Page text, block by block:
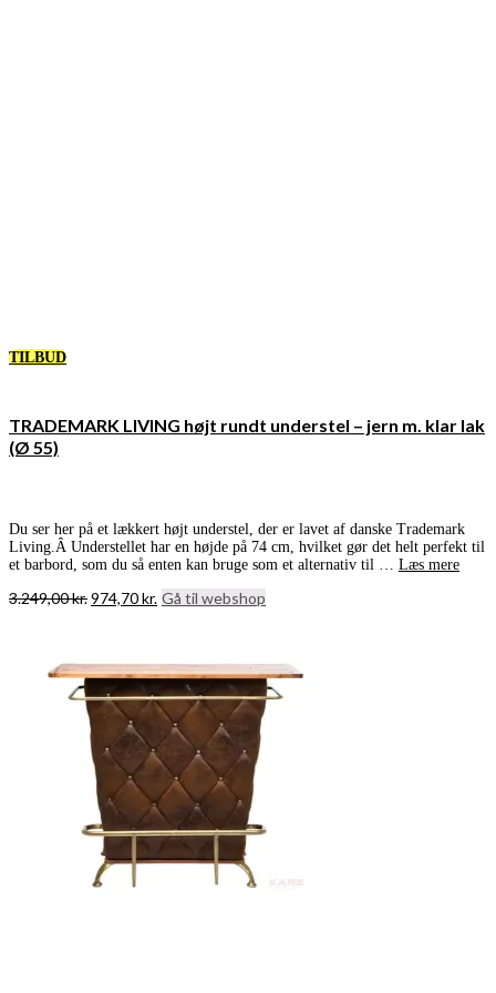
TILBUD
TRADEMARK LIVING højt rundt understel – jern m. klar lak
(Ø 55)
Du ser her på et lækkert højt understel, der er lavet af danske Trademark
Living.Â Understellet har en højde på 74 cm, hvilket gør det helt perfekt til
et barbord, som du så enten kan bruge som et alternativ til … Læs mere
3.249,00kr.Den
3.249,00 kr..
974,70kr.Den
974,70 kr..
Gå til webshop